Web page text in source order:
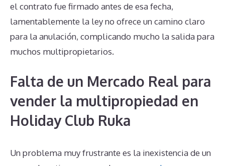
el contrato fue firmado antes de esa fecha,
lamentablemente la ley no ofrece un camino claro
para la anulación, complicando mucho la salida para
muchos multipropietarios.
Falta de un Mercado Real para
vender la multipropiedad en
Holiday Club Ruka
Un problema muy frustrante es la inexistencia de un